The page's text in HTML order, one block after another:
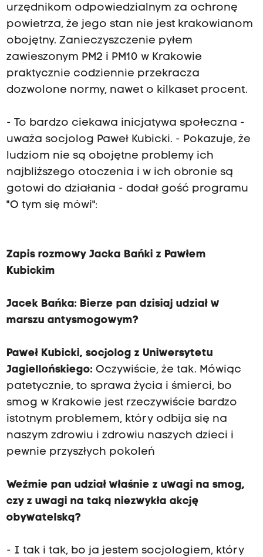
urzędnikom odpowiedzialnym za ochronę
powietrza, że jego stan nie jest krakowianom
obojętny. Zanieczyszczenie pyłem
zawieszonym PM2 i PM10 w Krakowie
praktycznie codziennie przekracza
dozwolone normy, nawet o kilkaset procent.
- To bardzo ciekawa inicjatywa społeczna -
uważa socjolog Paweł Kubicki. - Pokazuje, że
ludziom nie są obojętne problemy ich
najbliższego otoczenia i w ich obronie są
gotowi do działania - dodał gość programu
"O tym się mówi":
Zapis rozmowy Jacka Bańki z Pawłem
Kubickim
Jacek Bańka: Bierze pan dzisiaj udział w
marszu antysmogowym?
Paweł Kubicki, socjolog z Uniwersytetu
Jagiellońskiego: Oczywiście, że tak. Mówiąc
patetycznie, to sprawa życia i śmierci, bo
smog w Krakowie jest rzeczywiście bardzo
istotnym problemem, który odbija się na
naszym zdrowiu i zdrowiu naszych dzieci i
pewnie przyszłych pokoleń
Weźmie pan udział właśnie z uwagi na smog,
czy z uwagi na taką niezwykła akcję
obywatelską?
- I tak i tak, bo ja jestem socjologiem, który